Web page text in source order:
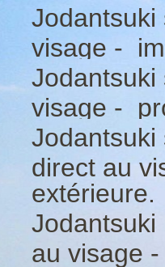
visage -
visage -
direct au
extérieure.
au visage